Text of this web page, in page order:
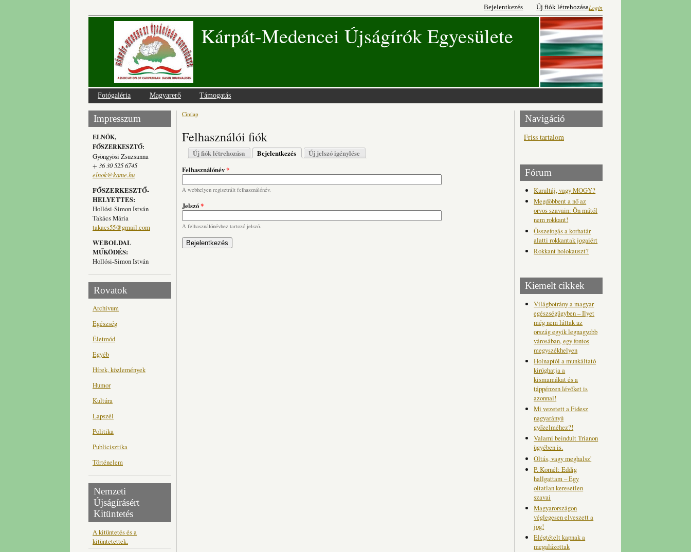
Login
Bejelentkezés Új fiók létrehozása
Kárpát-Medencei Újságírók Egyesülete
Fotógaléria Magyarerő Támogatás
Impresszum
ELNÖK,
FŐSZERKESZTŐ:
Gyöngyösi Zsuzsanna
+ 36 30 525 6745
elnok@kame.hu
FŐSZERKESZTŐ-
HELYETTES:
Hollósi-Simon István
Takács Mária
takacs55@gmail.com
WEBOLDAL
MŰKÖDÉS:
Hollósi-Simon István
Rovatok
Archívum
Egészség
Életmód
Egyéb
Hírek, közlemények
Humor
Kultúra
Lapszél
Politika
Publicisztika
Történelem
Nemzeti
Újságírásért
Kitüntetés
A kitüntetés és a
kitüntetettek.
Jelenlegi hely
Címlap
Felhasználói fiók
Elsődleges fülek
Új fiók létrehozása Bejelentkezés (aktív fül)
Új jelszó igénylése
Felhasználónév*
A webhelyen regisztrált felhasználónév.
Jelszó*
A felhasználónévhez tartozó jelszó.
Navigáció
Friss tartalom
Fórum
Kurultáj, vagy MOGY?
Megdöbbent a nő az
orvos szavain: Ön mától
nem rokkant!
Összefogás a korhatár
alatti rokkantak jogaiért
Rokkant holokauszt?
Kiemelt cikkek
Világbotrány a magyar
egészségügyben – Ilyet
még nem láttak az
ország egyik legnagyobb
városában, egy fontos
megyszékhelyen
Holnaptól a munkáltató
kirúghatja a
kismamákat és a
táppénzen lévőket is
azonnal!
Mi vezetett a Fidesz
nagyarányú
győzelméhez?!
Valami beindult Trianon
ügyében is.
Oltás, vagy meghalsz'
P. Kornél: Eddig
hallgattam – Egy
oltatlan keresetlen
szavai
Magyarországon
véglegesen elveszett a
jog!
Elégtételt kapnak a
megalázottak